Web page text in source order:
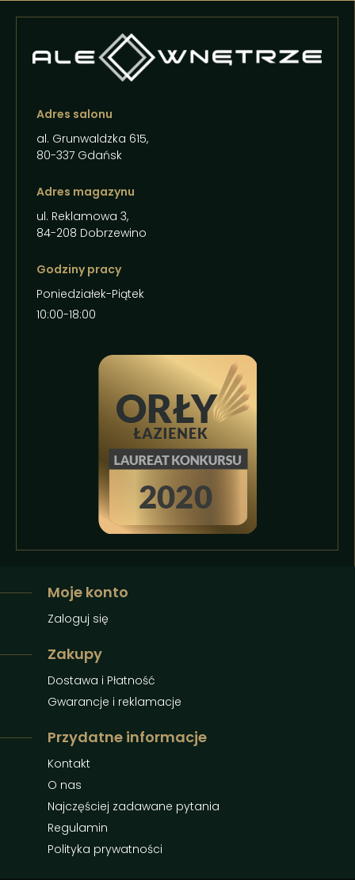
Adres salonu
al. Grunwaldzka 615,
80-337 Gdańsk
Adres magazynu
ul. Reklamowa 3,
84-208 Dobrzewino
Godziny pracy
Poniedziałek-Piątek
10:00-18:00
Moje konto
Zaloguj się
Zakupy
Dostawa i Płatność
Gwarancje i reklamacje
Przydatne informacje
Kontakt
O nas
Najczęściej zadawane pytania
Regulamin
Polityka prywatności